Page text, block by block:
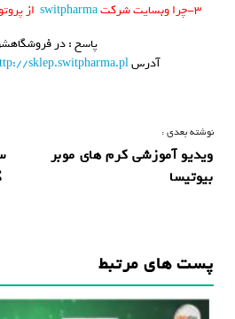
۳-چرا وبسایت شرکت
switpharma از
پاسخ : در
آدرسsklep.switpharma.pl/
ر
ا
ه
ی
ن
نوشته بعدی :
ویدیو آموزشی کرم های موبر
بیوتیسا
پست های مرتبط